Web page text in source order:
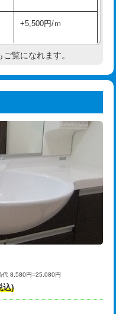
27,500円
38,500円
38,500円
現場見積
。
3,300円
5,500円
5,500円
11,000円
33,000円
44,000円
+5,500円/ｍ
現地調査
+3,300円
33,000円
11,000円
22,000円
33,000円
覧になれます。
代 8,580円=25,080円
込)